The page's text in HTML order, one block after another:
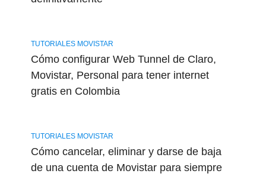
TUTORIALES MOVISTAR
Cómo configurar Web Tunnel de Claro,
Movistar, Personal para tener internet
gratis en Colombia
TUTORIALES MOVISTAR
Cómo cancelar, eliminar y darse de baja
de una cuenta de Movistar para siempre